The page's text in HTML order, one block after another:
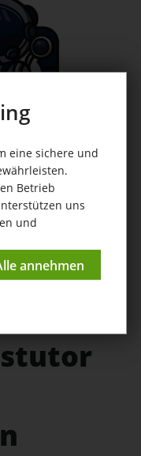
eine sichere und
Betrieb
uns
und